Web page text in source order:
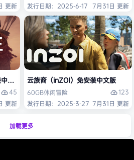
更新
发行日期：2025-6-17 7月31日 更新
文版
45
更新
云族裔（inZOI）免安装中文版
60GB休闲冒险
123
发行日期：2025-3-27 7月31日 更新
加载更多